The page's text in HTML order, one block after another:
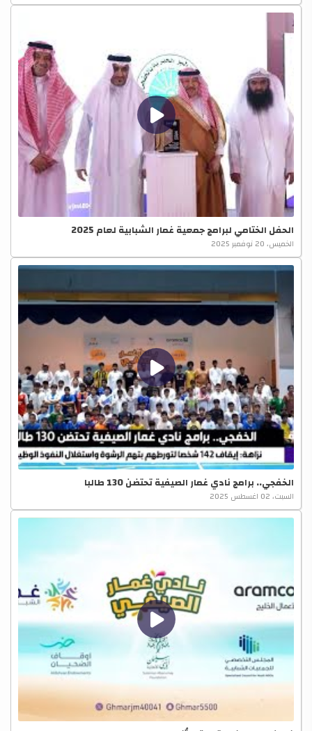
الحفل الختامي لبرامج جمعية غمار الشبابية لعام 2025
الخميس، 20 نوفمبر 2025
الخفجي.. برامج نادي غمار الصيفية تحتضن 130 طالبا
السبت، 02 اغسطس 2025